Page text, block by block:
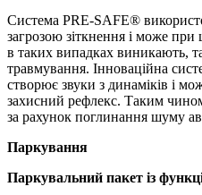
Система PRE-SAFE®
загрозою зіткнення і може при
в таких випадках виникають,
травмування. Інноваційна
створює звуки з динаміків і
захисний рефлекс. Таким
за рахунок поглинання шуму
Паркування
Паркувальний пакет із